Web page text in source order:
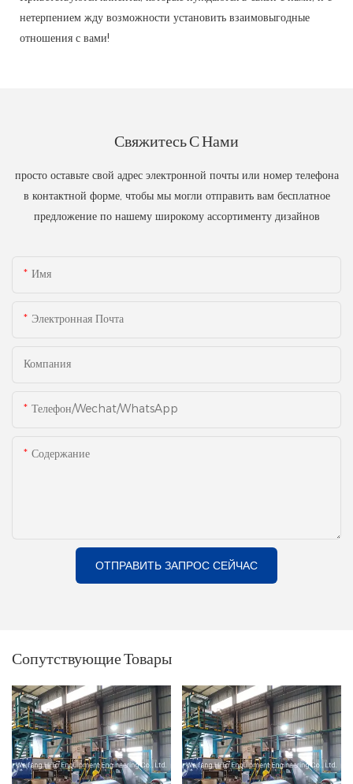
нетерпением жду возможности установить взаимовыгодные
отношения с вами!
Свяжитесь С Нами
просто оставьте свой адрес электронной почты или номер телефона
в контактной форме, чтобы мы могли отправить вам бесплатное
предложение по нашему широкому ассортименту дизайнов
Имя
Электронная Почта
Компания
Телефон/Wechat/WhatsApp
Содержание
ОТПРАВИТЬ ЗАПРОС СЕЙЧАС
Сопутствующие Товары